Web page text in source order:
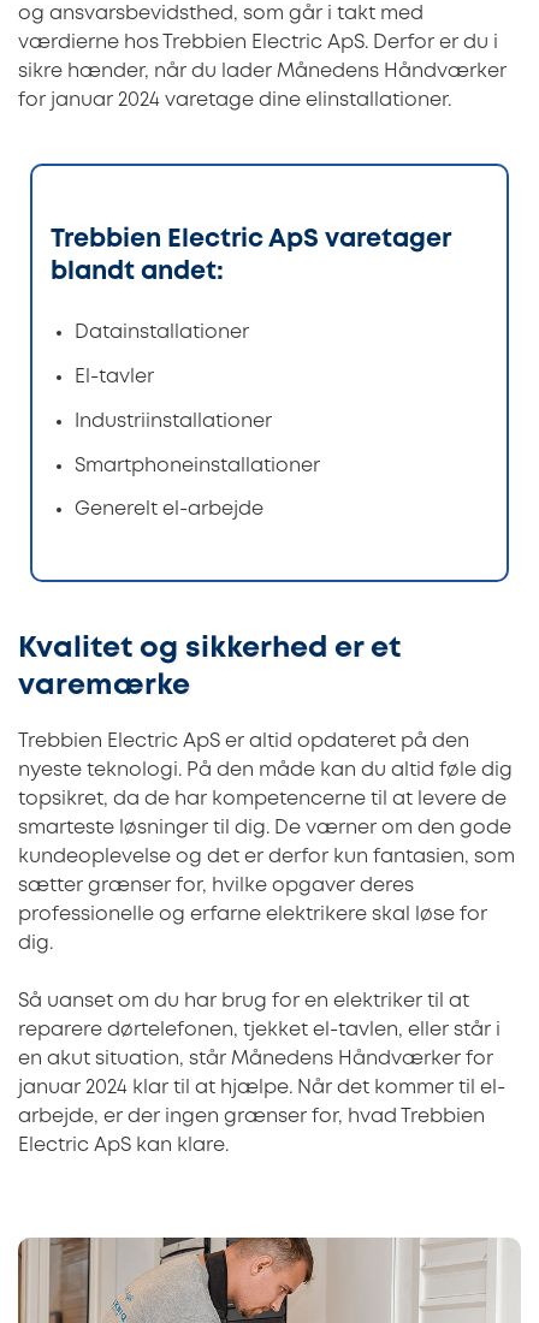
og ansvarsbevidsthed, som går i takt med
værdierne hos Trebbien Electric ApS. Derfor er du i
sikre hænder, når du lader Månedens Håndværker
for januar 2024 varetage dine elinstallationer.
Trebbien Electric ApS varetager
blandt andet:
Datainstallationer
El-tavler
Industriinstallationer
Smartphoneinstallationer
Generelt el-arbejde
Kvalitet og sikkerhed er et
varemærke
Trebbien Electric ApS er altid opdateret på den
nyeste teknologi. På den måde kan du altid føle dig
topsikret, da de har kompetencerne til at levere de
smarteste løsninger til dig. De værner om den gode
kundeoplevelse og det er derfor kun fantasien, som
sætter grænser for, hvilke opgaver deres
professionelle og erfarne elektrikere skal løse for
dig.
Så uanset om du har brug for en elektriker til at
reparere dørtelefonen, tjekket el-tavlen, eller står i
en akut situation, står Månedens Håndværker for
januar 2024 klar til at hjælpe. Når det kommer til el-
arbejde, er der ingen grænser for, hvad Trebbien
Electric ApS kan klare.